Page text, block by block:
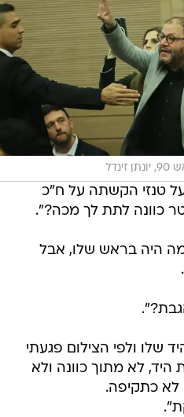
זינדל
טנזי הקשתה על ח"כ
כוונה לתת לך מכה?".
מה היה בראש שלו, אבל
שלו ולפי הצילום פגעתי
לא מתוך כוונה ולא
לא כתקיפה.